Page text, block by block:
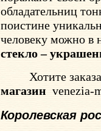
обладательниц
поистине
человеку можно в
стекло –
Хотите
магазин venezia-
Королевская